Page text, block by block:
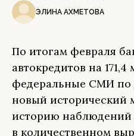
ЭЛИНА АХМЕТОВА
По итогам февраля
автокредитов на
федеральные СМИ по
новый исторический
историю наблюдений
в количественном